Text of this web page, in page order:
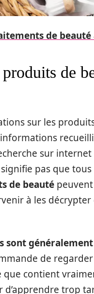
de
de
sur les
sur
pas que
de beauté
à les décrypter
sont
de
contient
trop